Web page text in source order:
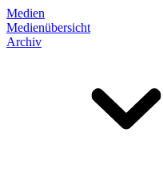
Medien
Medienübersicht
Archiv